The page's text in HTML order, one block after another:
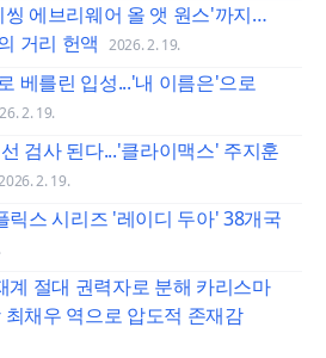
에브리웨어 올 앳 원스'까지…
거리 헌액 2026. 2. 19.
베를린 입성...'내 이름은'으로
2. 19.
검사 된다...'클라이맥스' 주지훈
2. 19.
릭스 시리즈 '레이디 두아' 38개국
계 절대 권력자로 분해 카리스마
채우 역으로 압도적 존재감